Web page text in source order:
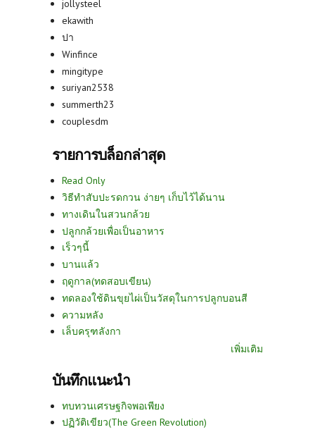
jollysteel
ekawith
ปา
Winfince
mingitype
suriyan2538
summerth23
couplesdm
รายการบล็อกล่าสุด
Read Only
วิธีทำสับปะรดกวน ง่ายๆ เก็บไว้ได้นาน
ทางเดินในสวนกล้วย
ปลูกกล้วยเพื่อเป็นอาหาร
เร็วๆนี้
บานแล้ว
ฤดูกาล(ทดสอบเขียน)
ทดลองใช้ดินขุยไผ่เป็นวัสดุในการปลูกบอนสี
ความหลัง
เล็บครุฑลังกา
เพิ่มเติม
บันทึกแนะนำ
ทบทวนเศรษฐกิจพอเพียง
ปฏิวัติเขียว(The Green Revolution)